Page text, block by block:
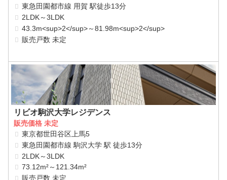
東急田園都市線 用賀 駅徒歩13分
2LDK～3LDK
43.3m<sup>2</sup>～81.98m<sup>2</sup>
販売戸数 未定
リビオ駒沢大学レジデンス
販売価格 未定
東京都世田谷区上馬5
東急田園都市線 駒沢大学 駅 徒歩13分
2LDK～3LDK
73.12m²～121.34m²
販売戸数 未定